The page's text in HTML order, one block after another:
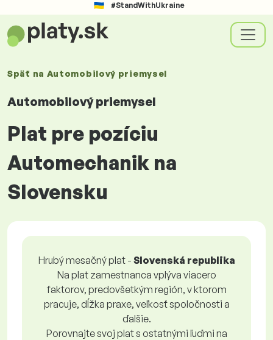
#StandWithUkraine
Späť na Automobilový priemysel
Automobilový priemysel
Plat pre pozíciu
Automechanik na
Slovensku
Hrubý mesačný plat - Slovenská republika
Na plat zamestnanca vplýva viacero
faktorov, predovšetkým región, v ktorom
pracuje, dĺžka praxe, veľkosť spoločnosti a
ďalšie.
Porovnajte svoj plat s ostatnými ľuďmi na